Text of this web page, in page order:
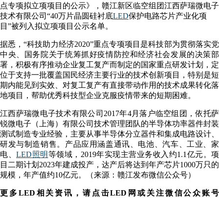
点专项拟立项项目的公示》，赣江新区临空组团江西萨瑞微电子
技术有限公司“40万片晶圆硅衬底LED保护电路芯片产业化项
目”被列入拟立项项目公示名单。
据悉，“科技助力经济2020”重点专项项目是科技部为贯彻落实党
中央、国务院关于统筹抓好疫情防控和经济社会发展的决策部
署，积极有序推动企业复工复产而制定的国家重点研发计划，定
位于支持一批覆盖国民经济主要行业的技术创新项目，特别是短
期内能见到实效、对复工复产有直接带动作用的技术成果转化落
地项目，帮助优秀科技型企业克服疫情带来的短期困难。
江西萨瑞微电子技术有限公司2017年4月落户临空组团，依托萨
锐微电子（上海）有限公司技术管理团队的半导体功率器件封装
测试制造专业经验，主要从事半导体分立器件和集成电路设计、
研发与制造销售。产品应用涵盖通讯、电池、汽车、工业、家
电、 LED照明等领域，2019年实现主营业务收入约1.1亿元。项
目二期计划2023年建成投产，达产后将达到年产芯片1000万只的
规模，年产值约10亿元。（来源：赣江发布微信公众号）
更多LED相关资讯，请点击LED网或关注微信公众账号